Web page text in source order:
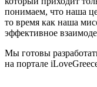
понимаем, что наша
то время как наша
эффективное
Мы готовы
на портале